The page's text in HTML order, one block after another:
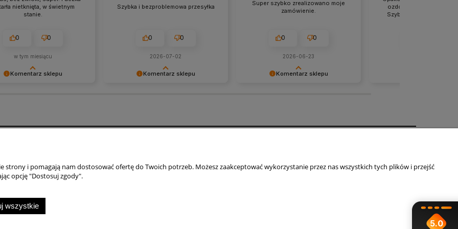
Komentarz sklepu
nietknięta, w świetnym
stanie.
0 0
w tym miesiącu
Komentarz sklepu
Szybka i bezproblemowa przesyłka
0 0
2026-07-02
Komentarz sklepu
Super szybko zrealizowano moje
zamówienie.
0 0
2026-06-23
ozdobne pudełko
Szybka dostawa to mega
Formy płatności
O Nas
5.0
strony i pomagają nam dostosować ofertę do Twoich potrzeb. Możesz zaakceptować wykorzystanie przez nas wszystkich tych plików i przejść
opcję "Dostosuj zgody".
wszystkie